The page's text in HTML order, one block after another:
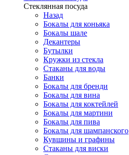
Стеклянная посуда
Назад
Бокалы для коньяка
Бокалы шале
Декантеры
Бутылки
Кружки из стекла
Стаканы для воды
Банки
Бокалы для бренди
Бокалы для вина
Бокалы для коктейлей
Бокалы для мартини
Бокалы для пива
Бокалы для шампанского
Кувшины и графины
Стаканы для виски